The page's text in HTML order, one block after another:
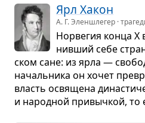
Ярл Хакон
А. Г. Эленшлегер ·
Нор­ве­гия конца
нив­ший себе
ском сане: из ярла —
на­чаль­ника он хочет
власть освя­щена
и народ­ной при­выч­кой, то